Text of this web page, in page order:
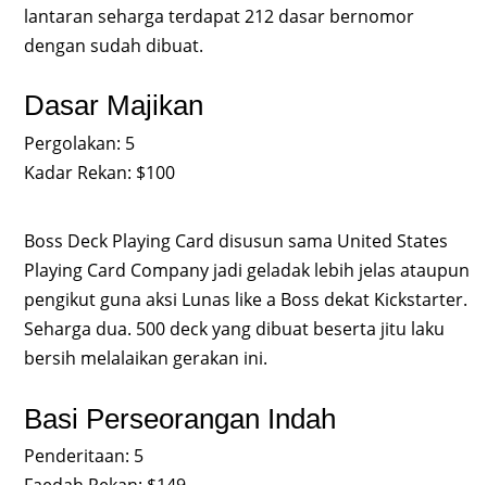
lantaran seharga terdapat 212 dasar bernomor
dengan sudah dibuat.
Dasar Majikan
Pergolakan: 5
Kadar Rekan: $100
Boss Deck Playing Card disusun sama United States
Playing Card Company jadi geladak lebih jelas ataupun
pengikut guna aksi Lunas like a Boss dekat Kickstarter.
Seharga dua. 500 deck yang dibuat beserta jitu laku
bersih melalaikan gerakan ini.
Basi Perseorangan Indah
Penderitaan: 5